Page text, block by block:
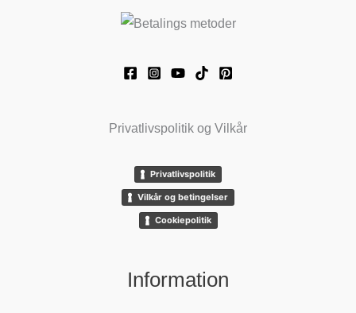
Privatlivspolitik og Vilkår
Privatlivspolitik
Vilkår og betingelser
Cookiepolitik
Information